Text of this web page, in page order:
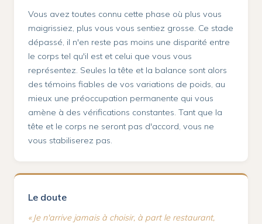
Vous avez toutes connu cette phase où plus vous
maigrissiez, plus vous vous sentiez grosse. Ce stade
dépassé, il n'en reste pas moins une disparité entre
le corps tel qu'il est et celui que vous vous
représentez. Seules la tête et la balance sont alors
des témoins fiables de vos variations de poids, au
mieux une préoccupation permanente qui vous
amène à des vérifications constantes. Tant que la
tête et le corps ne seront pas d'accord, vous ne
vous stabiliserez pas.
Le doute
« Je n'arrive jamais à choisir, à part le restaurant,